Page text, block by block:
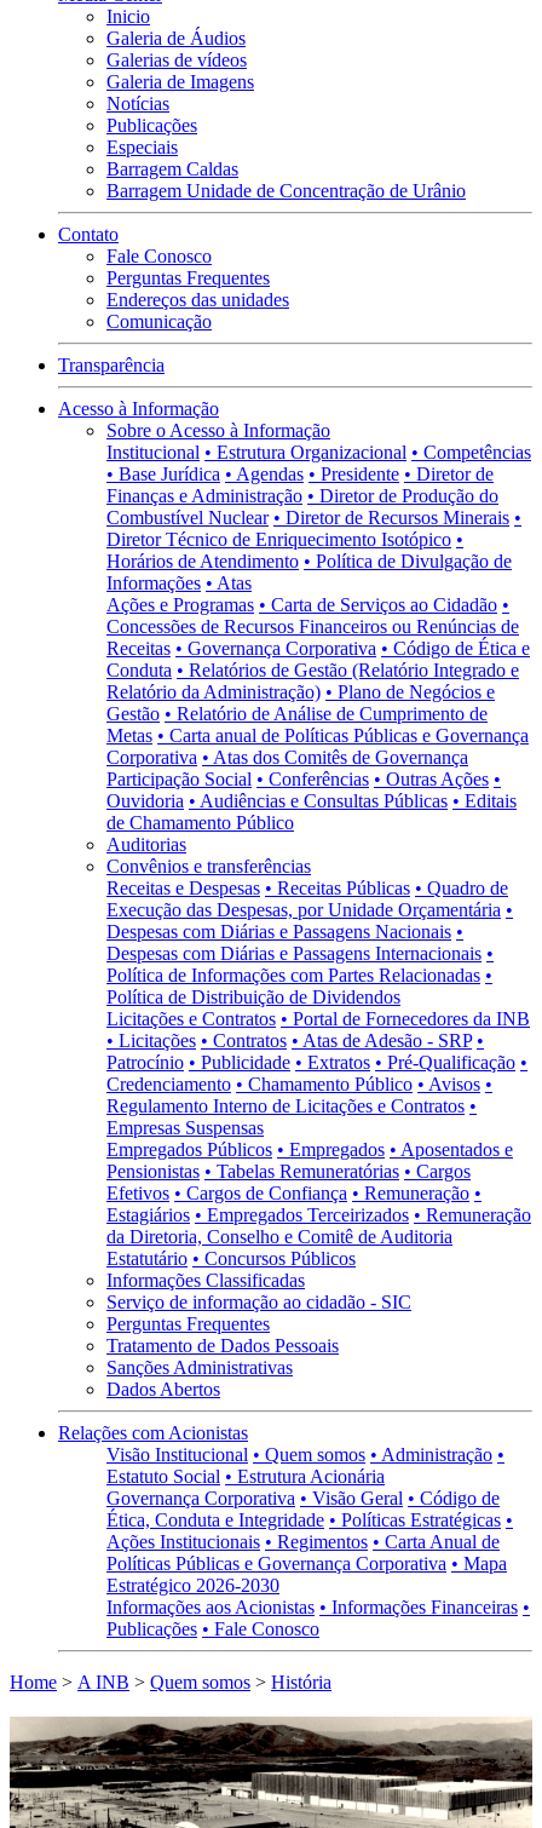
Inicio
Galeria de Áudios
Galerias de vídeos
Galeria de Imagens
Notícias
Publicações
Especiais
Barragem Caldas
Barragem Unidade de Concentração de Urânio
Contato
Fale Conosco
Perguntas Frequentes
Endereços das unidades
Comunicação
Transparência
Acesso à Informação
Sobre o Acesso à Informação
Institucional • Estrutura Organizacional • Competências
• Base Jurídica • Agendas • Presidente • Diretor de
Finanças e Administração • Diretor de Produção do
Combustível Nuclear • Diretor de Recursos Minerais •
Diretor Técnico de Enriquecimento Isotópico •
Horários de Atendimento • Política de Divulgação de
Informações • Atas
Ações e Programas • Carta de Serviços ao Cidadão •
Concessões de Recursos Financeiros ou Renúncias de
Receitas • Governança Corporativa • Código de Ética e
Conduta • Relatórios de Gestão (Relatório Integrado e
Relatório da Administração) • Plano de Negócios e
Gestão • Relatório de Análise de Cumprimento de
Metas • Carta anual de Políticas Públicas e Governança
Corporativa • Atas dos Comitês de Governança
Participação Social • Conferências • Outras Ações •
Ouvidoria • Audiências e Consultas Públicas • Editais
de Chamamento Público
Auditorias
Convênios e transferências
Receitas e Despesas • Receitas Públicas • Quadro de
Execução das Despesas, por Unidade Orçamentária •
Despesas com Diárias e Passagens Nacionais •
Despesas com Diárias e Passagens Internacionais •
Política de Informações com Partes Relacionadas •
Política de Distribuição de Dividendos
Licitações e Contratos • Portal de Fornecedores da INB
• Licitações • Contratos • Atas de Adesão - SRP •
Patrocínio • Publicidade • Extratos • Pré-Qualificação •
Credenciamento • Chamamento Público • Avisos •
Regulamento Interno de Licitações e Contratos •
Empresas Suspensas
Empregados Públicos • Empregados • Aposentados e
Pensionistas • Tabelas Remuneratórias • Cargos
Efetivos • Cargos de Confiança • Remuneração •
Estagiários • Empregados Terceirizados • Remuneração
da Diretoria, Conselho e Comitê de Auditoria
Estatutário • Concursos Públicos
Informações Classificadas
Serviço de informação ao cidadão - SIC
Perguntas Frequentes
Tratamento de Dados Pessoais
Sanções Administrativas
Dados Abertos
Relações com Acionistas
Visão Institucional • Quem somos • Administração •
Estatuto Social • Estrutura Acionária
Governança Corporativa • Visão Geral • Código de
Ética, Conduta e Integridade • Políticas Estratégicas •
Ações Institucionais • Regimentos • Carta Anual de
Políticas Públicas e Governança Corporativa • Mapa
Estratégico 2026-2030
Informações aos Acionistas • Informações Financeiras •
Publicações • Fale Conosco
Home > A INB > Quem somos > História